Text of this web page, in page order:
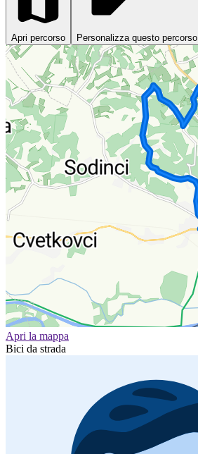
Apri percorso Personalizza questo percorso
Apri la mappa
Bici da strada